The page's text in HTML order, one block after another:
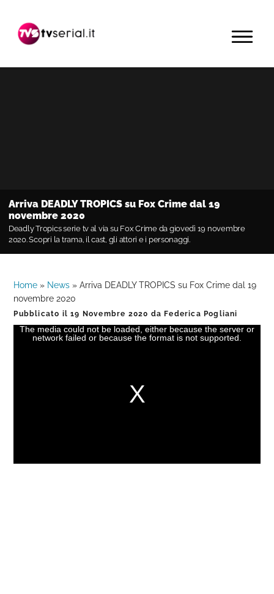
navigazione
contenuto
barra
primaria
MENU
Arriva DEADLY TROPICS su Fox Crime dal 19
novembre 2020
Deadly Tropics serie tv al via su Fox Crime da giovedì 19 novembre
2020. Scopri la trama, il cast, gli attori e i personaggi.
Home » News »Arriva DEADLY TROPICS su Fox Crime dal 19
novembre 2020
Pubblicato il19 Novembre 2020 da Federica Pogliani
The media could not be loaded, either because the server or
network failed or because the format is not supported.